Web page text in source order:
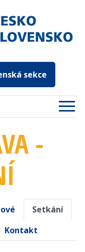
sekce
-
Setkání
Kontakt